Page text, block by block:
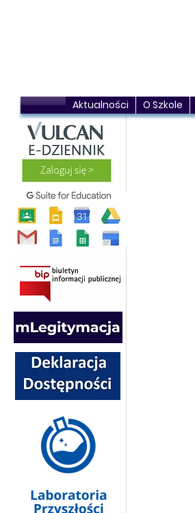
Aktualności O Szkole